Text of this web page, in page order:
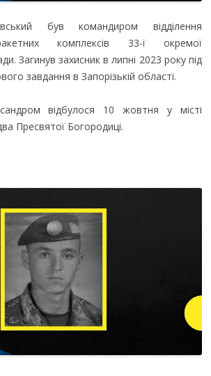
був командиром відділення
комплексів 33-ї окремої
Загинув захисник в липні 2023 року під
завдання в Запорізькій області.
відбулося 10 жовтня у місті
Пресвятої Богородиці.